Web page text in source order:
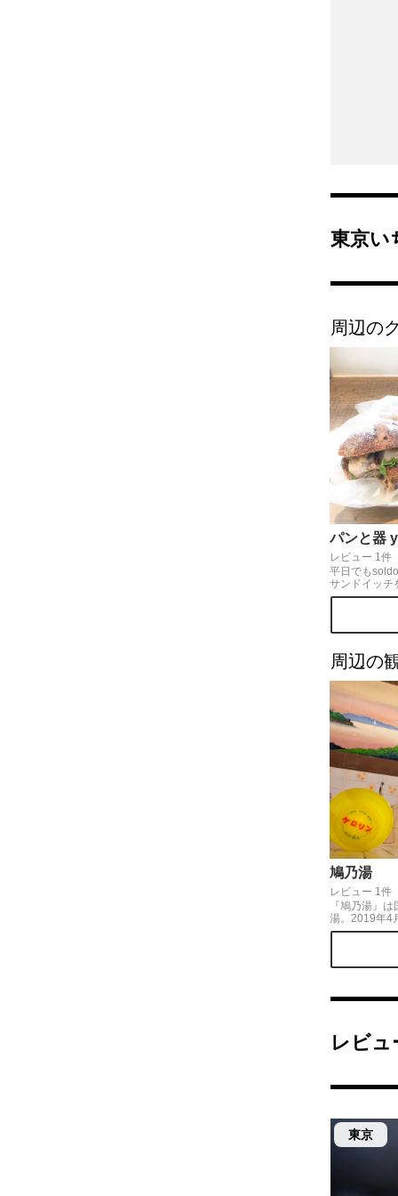
東京い
周辺の
パンと器
レビュー 1件
平日でも
サンドイッ
ン入りのハー
（パンがなく
周辺の
鳩乃湯
レビュー 1件
『鳩乃湯』
湯。2019年4
2月、銭湯の
真は描替直後
よ！
レビ
東京